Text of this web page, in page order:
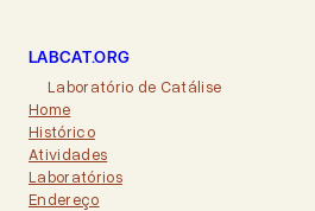
content
LABCAT.ORG
Laboratório de Catálise
Home
Histórico
Atividades
Laboratórios
Endereço